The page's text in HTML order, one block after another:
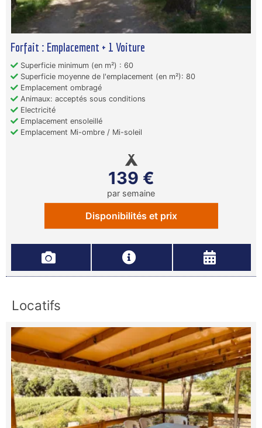
Forfait : Emplacement + 1 Voiture
Superficie minimum (en m²) : 60
Superficie moyenne de l'emplacement (en m²): 80
Emplacement ombragé
Animaux: acceptés sous conditions
Electricité
Emplacement ensoleillé
Emplacement Mi-ombre / Mi-soleil
139 €
par semaine
Disponibilités et prix
Locatifs